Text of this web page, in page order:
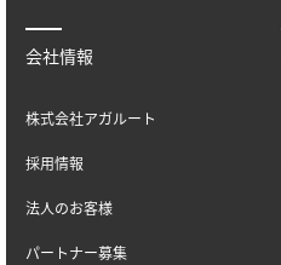
会社情報
株式会社アガルート
採用情報
法人のお客様
パートナー募集